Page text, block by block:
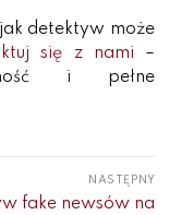
detektyw może
się z nami –
i pełne
NASTĘPNY
fake newsów na